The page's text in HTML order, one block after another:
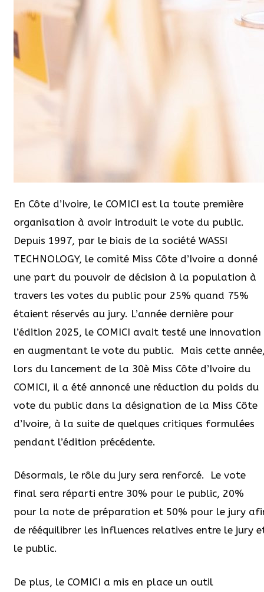
En Côte d’Ivoire, le COMICI est la toute première
organisation à avoir introduit le vote du public.
Depuis 1997, par le biais de la société WASSI
TECHNOLOGY, le comité Miss Côte d’Ivoire a donné
une part du pouvoir de décision à la population à
travers les votes du public pour 25% quand 75%
étaient réservés au jury. L’année dernière pour
l’édition 2025, le COMICI avait testé une innovation
en augmentant le vote du public.
Mais cette
lors du lancement de la 30è Miss Côte d’Ivoire du
COMICI, il a été annoncé une réduction du poids du
vote du public dans la désignation de la Miss Côte
d’Ivoire, à la suite de quelques critiques formulées
pendant l’édition précédente.
Désormais, le rôle du jury sera renforcé.
Le vote
final sera réparti entre 30% pour le public, 20%
pour la note de préparation et 50% pour le jury
de rééquilibrer les influences relatives entre le jury
le public.
De plus, le COMICI a mis en place un outil